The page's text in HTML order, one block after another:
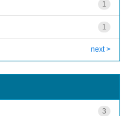
1
1
next >
3